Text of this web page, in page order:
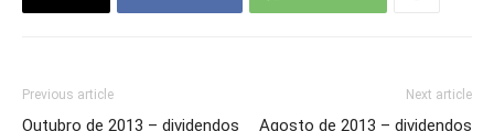
Previous article
Outubro de 2013 – dividendos
Next article
Agosto de 2013 – dividendos